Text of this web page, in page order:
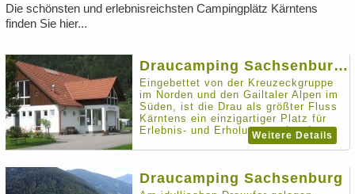
Die schönsten und erlebnisreichsten Campingplätz Kärntens
finden Sie hier...
Draucamping Sachsenburg – Mobile Heime
Eingebettet von der Kreuzeckgruppe
im Norden und den Gailtaler Alpen im
Süden, ist die Drau als größter Fluss
Kärntens ein einzigartiger Platz für
Erlebnis- und Erholungssuchende.
Weitere Details
Draucamping Sachsenburg